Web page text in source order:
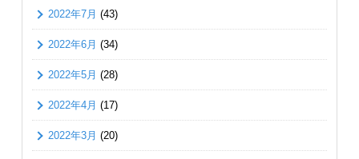
2022年7月 (43)
2022年6月 (34)
2022年5月 (28)
2022年4月 (17)
2022年3月 (20)